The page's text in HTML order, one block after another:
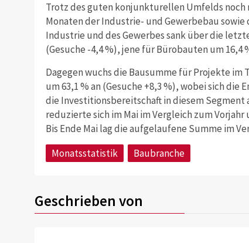
Trotz des guten konjunkturellen Umfelds noch
Monaten der Industrie- und Gewerbebau
Industrie und des Gewerbes sank über die
(Gesuche -4,4 %), jene für Bürobauten um 16,4
Dagegen wuchs die Bausumme für Projekte
um 63,1 % an (Gesuche +8,3 %), wobei sich
die Investitionsbereitschaft in diesem Segment
reduzierte sich im Mai im Vergleich zum Vorjahr
Bis Ende Mai lag die aufgelaufene Summe im
Monatsstatistik
Baubranche
Geschrieben von